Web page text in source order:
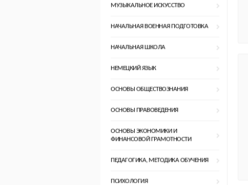
МУЗЫКАЛЬНОЕ ИСКУССТВО
НАЧАЛЬНАЯ ВОЕННАЯ ПОДГОТОВКА
НАЧАЛЬНАЯ ШКОЛА
НЕМЕЦКИЙ ЯЗЫК
ОСНОВЫ ОБЩЕСТВОЗНАНИЯ
ОСНОВЫ ПРАВОВЕДЕНИЯ
ОСНОВЫ ЭКОНОМИКИ И
ФИНАНСОВОЙ ГРАМОТНОСТИ
ПЕДАГОГИКА, МЕТОДИКА ОБУЧЕНИЯ
ПСИХОЛОГИЯ